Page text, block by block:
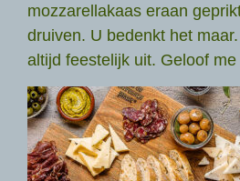
mozzarellakaas eraan
druiven. U bedenkt het
altijd feestelijk uit. Geloof me